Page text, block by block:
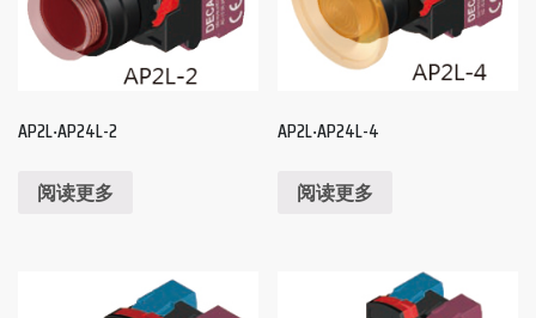
AP2L‧AP24L-2
阅读更多
AP2L‧AP24L-4
阅读更多